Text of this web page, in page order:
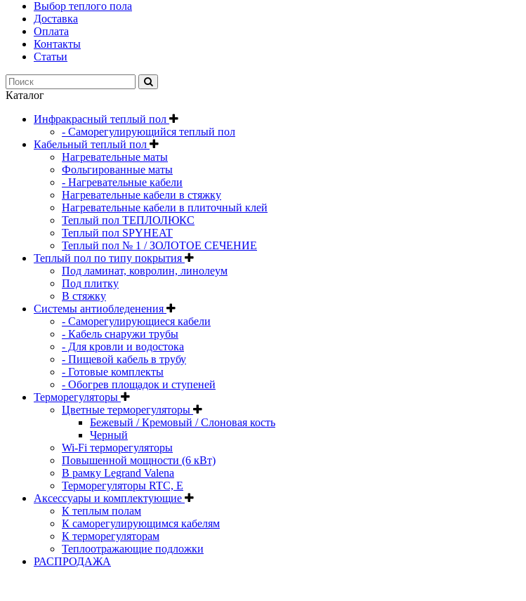
Выбор теплого пола
Доставка
Оплата
Контакты
Статьи
Каталог
Инфракрасный теплый пол
- Саморегулирующийся теплый пол
Кабельный теплый пол
Нагревательные маты
Фольгированные маты
- Нагревательные кабели
Нагревательные кабели в стяжку
Нагревательные кабели в плиточный клей
Теплый пол ТЕПЛОЛЮКС
Теплый пол SPYHEAT
Теплый пол № 1 / ЗОЛОТОЕ СЕЧЕНИЕ
Теплый пол по типу покрытия
Под ламинат, ковролин, линолеум
Под плитку
В стяжку
Системы антиобледенения
- Саморегулирующиеся кабели
- Кабель снаружи трубы
- Для кровли и водостока
- Пищевой кабель в трубу
- Готовые комплекты
- Обогрев площадок и ступеней
Терморегуляторы
Цветные терморегуляторы
Бежевый / Кремовый / Слоновая кость
Черный
Wi-Fi терморегуляторы
Повышенной мощности (6 кВт)
В рамку Legrand Valena
Терморегуляторы RTC, Е
Aксессуары и комплектующие
К теплым полам
К саморегулирующимся кабелям
К терморегуляторам
Теплоотражающие подложки
РАСПРОДАЖА